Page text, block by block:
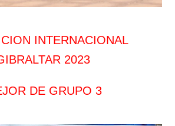
INTERNACIONAL
2023
DE GRUPO 3